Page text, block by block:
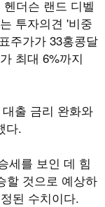
헨더슨 랜드 디벨
는 투자의견 '비중
주가가33홍콩달
최대 6%까지
출 금리 완화와
다.
세를 보인 데 힘
할 것으로 예상하
된 수치이다.